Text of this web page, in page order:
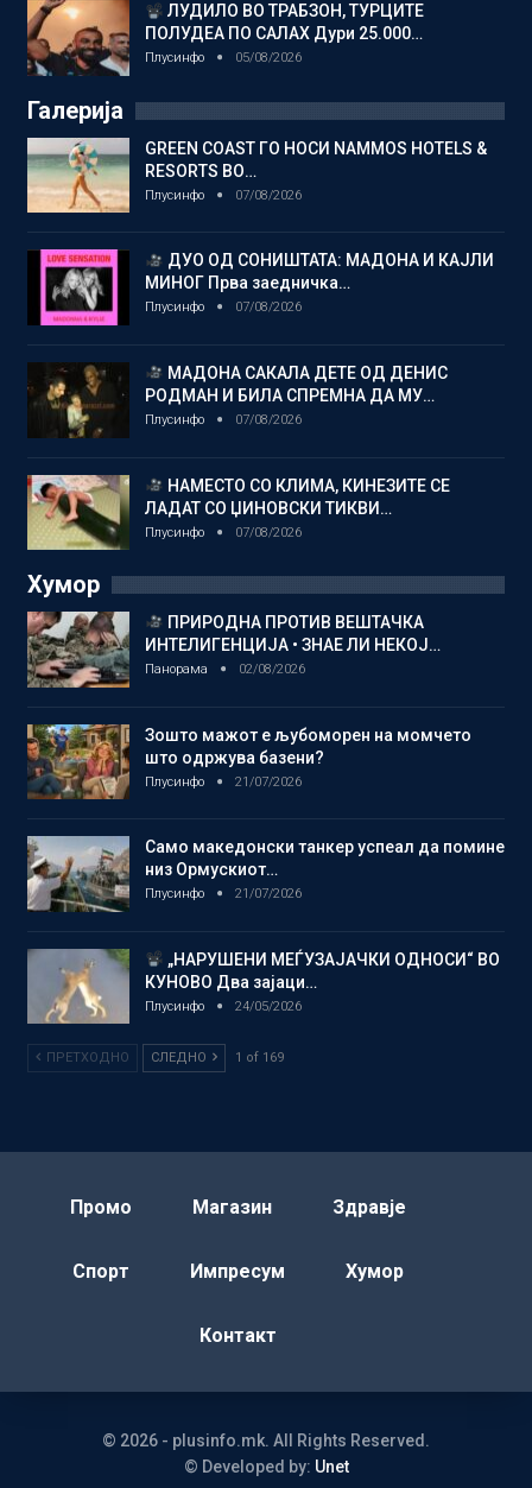
ЛУДИЛО ВО ТРАБЗОН, ТУРЦИТЕ
ПОЛУДЕА ПО САЛАХ Дури 25.000…
Плусинфо 05/08/2026
Галерија
GREEN COAST ГО НОСИ NAMMOS HOTELS &
RESORTS ВО…
Плусинфо 07/08/2026
ДУО ОД СОНИШТАТА: МАДОНА И КАЈЛИ
МИНОГ Прва заедничка…
Плусинфо 07/08/2026
МАДОНА САКАЛА ДЕТЕ ОД ДЕНИС
РОДМАН И БИЛА СПРЕМНА ДА МУ…
Плусинфо 07/08/2026
НАМЕСТО СО КЛИМА, КИНЕЗИТЕ СЕ
ЛАДАТ СО ЏИНОВСКИ ТИКВИ…
Плусинфо 07/08/2026
Хумор
ПРИРОДНА ПРОТИВ ВЕШТАЧКА
ИНТЕЛИГЕНЦИЈА • ЗНАЕ ЛИ НЕКОЈ…
Панорама 02/08/2026
Зошто мажот е љубоморен на момчето
што одржува базени?
Плусинфо 21/07/2026
Само македонски танкер успеал да помине
низ Ормускиот…
Плусинфо 21/07/2026
„НАРУШЕНИ МЕЃУЗАЈАЧКИ ОДНОСИ“ ВО
КУНОВО Два зајаци…
Плусинфо 24/05/2026
ПРЕТХОДНО СЛЕДНО 1 of 169
Промо Магазин Здравје
Спорт Импресум Хумор
Контакт
© 2026 - plusinfo.mk. All Rights Reserved.
© Developed by: Unet